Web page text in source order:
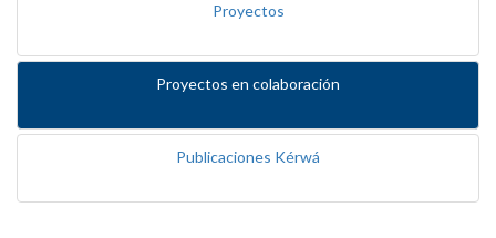
Proyectos
Proyectos en colaboración
Publicaciones Kérwá